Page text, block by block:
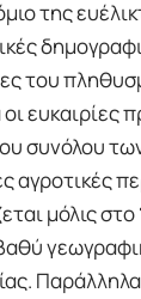
της
του
ευκαιρίες
συνόλου
αγροτικές
μόλις στο